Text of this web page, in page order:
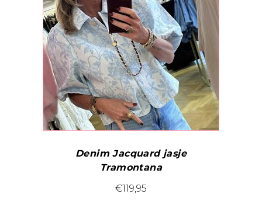
gekozen
worden
op
de
productpagina
Denim Jacquard jasje
Tramontana
€119,95
Dit